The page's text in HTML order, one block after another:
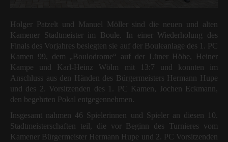
Holger Patzelt und Manuel Möller sind die neuen und alten
Kamener Stadtmeister im Boule. In einer Wiederholung des
Finals des Vorjahres besiegten sie auf der Bouleanlage des 1. PC
Kamen 99, dem „Boulodrome“ auf der Lüner Höhe, Heiner
Kampe und Karl-Heinz Wölm mit 13:7 und konnten im
Anschluss aus den Händen des Bürgermeisters Hermann Hupe
und des 2. Vorsitzenden des 1. PC Kamen, Jochen Eckmann,
den begehrten Pokal entgegennehmen.
Insgesamt nahmen 46 Spielerinnen und Spieler an diesen 10.
Stadtmeisterschaften teil, die vor Beginn des Turnieres vom
Kamener Bürgermeister Hermann Hupe und 2. PC Vorsitzenden